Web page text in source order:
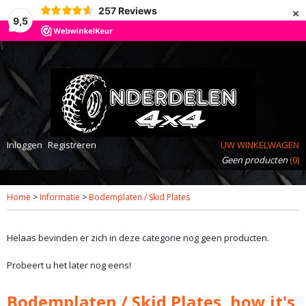
9,5
257 Reviews ×
Inloggen Registreren
UW WINKELWAGEN
Geen producten(0)
Home > Informatie > Bodemplaten / Skid Plates
Helaas bevinden er zich in deze categorie nog geen producten.
Probeert u het later nog eens!